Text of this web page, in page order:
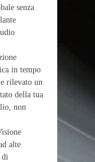
senza
in tempo
rilevato un
della tua
non
alte
di